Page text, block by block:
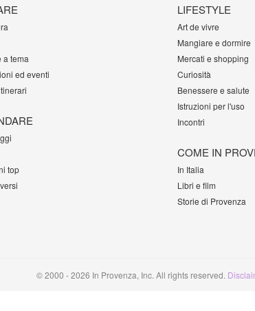
a tema
ed eventi
top
LIFESTYLE
Art de vivre
Mangiare e dormire
Mercati e shopping
Curiosità
Benessere e salute
Istruzioni per l'uso
Incontri
COME IN
In Italia
Libri e film
Storie di Provenza
© 2000 - 2026 In Provenza, Inc. All rights reserved.